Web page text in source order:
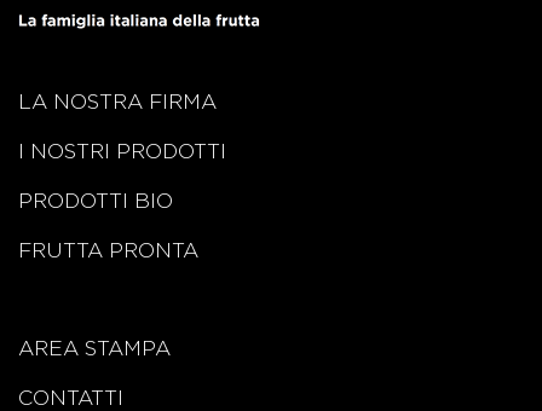
LA NOSTRA FIRMA
I NOSTRI PRODOTTI
PRODOTTI BIO
FRUTTA PRONTA
AREA STAMPA
CONTATTI